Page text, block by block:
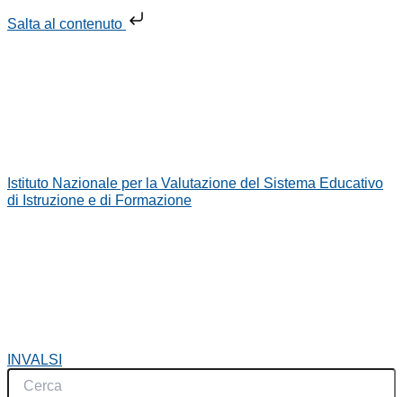
Salta al contenuto
al
Istituto Nazionale per la Valutazione del Sistema Educativo
di Istruzione e di Formazione
INVALSI
Search